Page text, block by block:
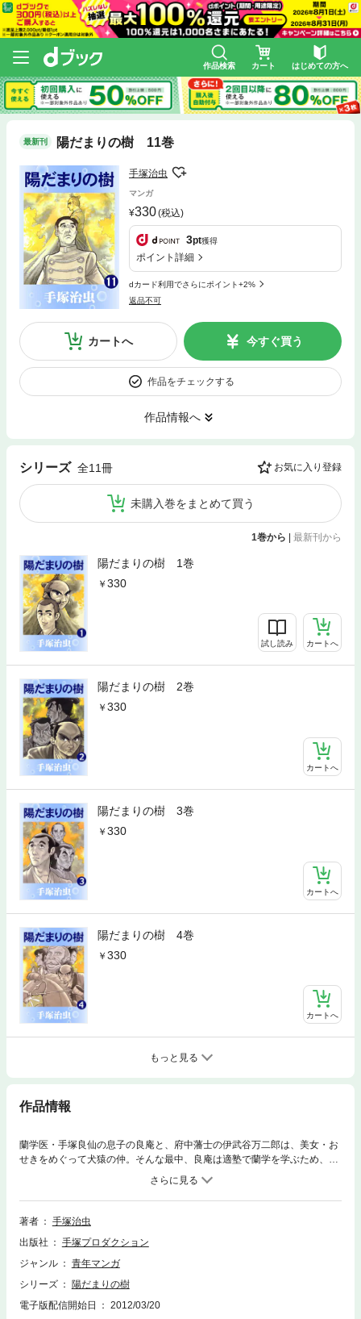
作品検索 カート はじめての方へ
最新刊 陽だまりの樹 11巻
手塚治虫
マンガ
330(税込)
3pt獲得
ポイント詳細
dカード利用でさらにポイント+2%
返品不可
カートへ 今すぐ買う
作品をチェックする
作品情報へ
シリーズ 全11冊 お気に入り登録
未購入巻をまとめて買う
1巻から | 最新刊から
陽だまりの樹 1巻
330
試し読み カートへ
陽だまりの樹 2巻
330
カートへ
陽だまりの樹 3巻
330
カートへ
陽だまりの樹 4巻
330
カートへ
もっと見る
作品情報
蘭学医・手塚良仙の息子の良庵と、府中藩士の伊武谷万二郎は、美女・お
せきをめぐって犬猿の仲。そんな最中、良庵は適塾で蘭学を学ぶため、大
坂へ旅立つ。幕末に実在した著者の曽祖父をモデルにする長編歴史作品・
著者
手塚治虫
出版社
手塚プロダクション
ジャンル
青年マンガ
シリーズ
陽だまりの樹
電子版配信開始日
2012/03/20